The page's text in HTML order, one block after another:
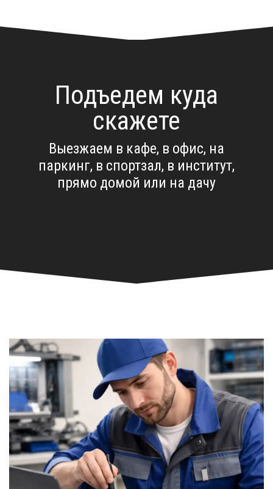
Подъедем куда
скажете
Выезжаем в кафе, в офис, на
паркинг, в спортзал, в институт,
прямо домой или на дачу